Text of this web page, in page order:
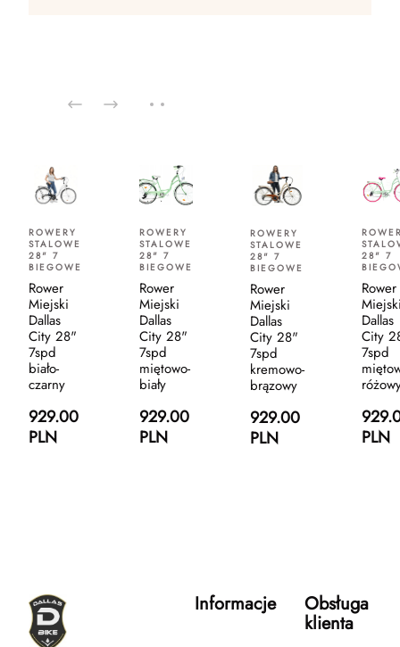
ROWERY
STALOWE
28" 7
BIEGOWE
Rower
Miejski
Dallas
City 28"
7spd
biało-
czarny
929.00
PLN
ROWERY
STALOWE
28" 7
BIEGOWE
Rower
Miejski
Dallas
City 28"
7spd
miętowo-
biały
929.00
PLN
ROWERY
STALOWE
28" 7
BIEGOWE
Rower
Miejski
Dallas
City 28"
7spd
kremowo-
brązowy
929.00
PLN
28" 7
Rower
Dallas
City
7spd
PLN
Informacje Obsługa
klienta